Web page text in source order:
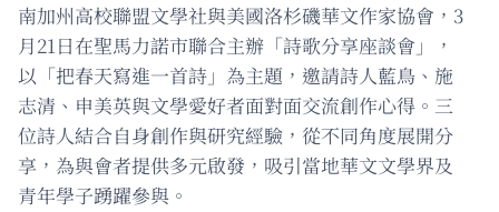
南加州高校聯盟文學社與美國洛杉磯華文作家協會，3
月21日在聖馬力諾市聯合主辦「詩歌分享座談會」，
以「把春天寫進一首詩」為主題，邀請詩人藍鳥、施
志清、申美英與文學愛好者面對面交流創作心得。三
位詩人結合自身創作與研究經驗，從不同角度展開分
享，為與會者提供多元啟發，吸引當地華文文學界及
青年學子踴躍參與。